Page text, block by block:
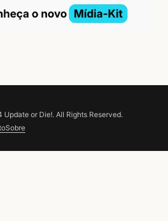
or Die!. All Rights Reserved.
Sobre